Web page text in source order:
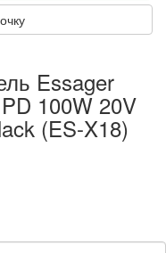
Essager
100W 20V
(ES-X18)